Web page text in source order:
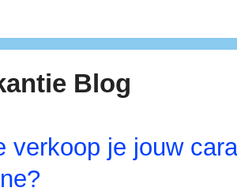
Blog
verkoop je jouw